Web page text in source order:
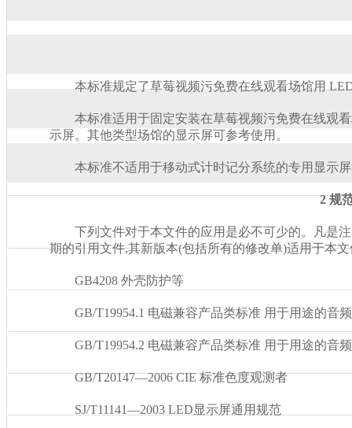
本标准规定了草莓视频污免费在线观看场馆用 LED显示
本标准适用于固定安装在草莓视频污免费在线观看场
示屏。其他类型场馆的显示屏可参考使用。
本标准不适用于移动式计时记分系统的专用显示屏和
2 规
下列文件对于本文件的应用是必不可少的。凡是
期的引用文件,其新版本(包括所有的修改单)适用于本文件
GB4208 外壳防护等
GB/T19954.1 电磁兼容产品类标准 用于用途的音频
GB/T19954.2 电磁兼容产品类标准 用于用途的音频
GB/T20147—2006 CIE 标准色度观测者
SJ/T11141—2003 LED显示屏通用规范